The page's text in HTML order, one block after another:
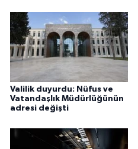
Valilik duyurdu: Nüfus ve
Vatandaşlık Müdürlüğünün
adresi değişti